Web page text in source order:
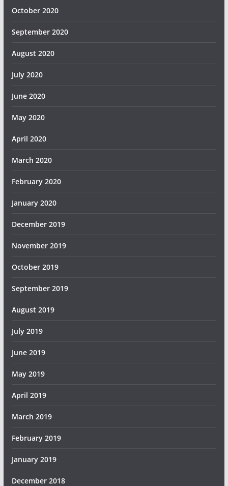
October 2020
September 2020
August 2020
July 2020
June 2020
May 2020
April 2020
March 2020
February 2020
January 2020
December 2019
November 2019
October 2019
September 2019
August 2019
July 2019
June 2019
May 2019
April 2019
March 2019
February 2019
January 2019
December 2018